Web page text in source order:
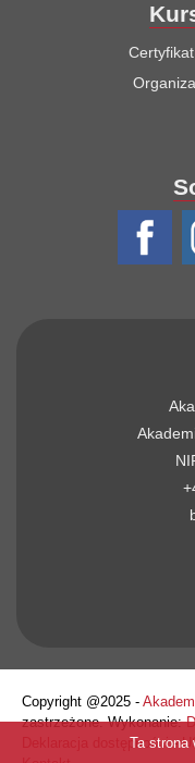
Copyright @2025 -
zastrzeżone. Wykonanie:
Deklaracja dostępności-
Ta strona